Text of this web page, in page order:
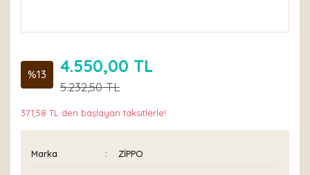
%13 4.550,00 TL
5.232,50 TL
371,58 TL den başlayan taksitlerle!
Marka ZİPPO